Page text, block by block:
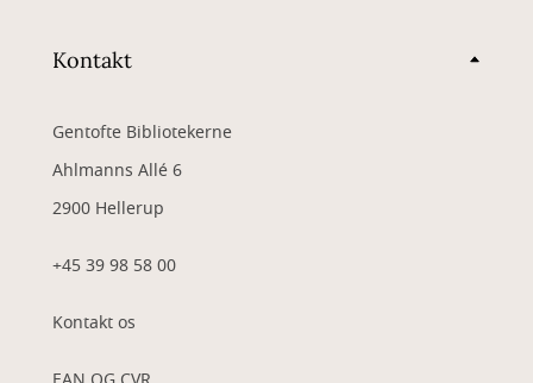
Kontakt
Gentofte Bibliotekerne
Ahlmanns Allé 6
2900 Hellerup
+45 39 98 58 00
Kontakt os